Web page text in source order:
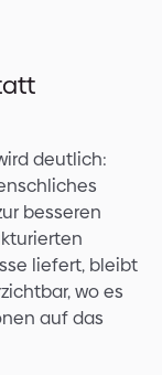
deutlich:
besseren
liefert, bleibt
wo es
auf das